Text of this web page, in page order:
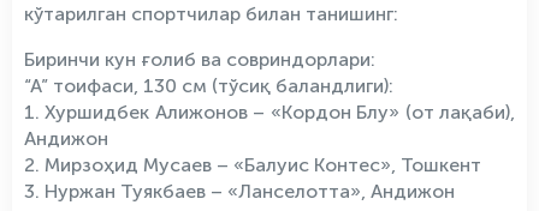
кўтарилган спортчилар билан танишинг:
Биринчи кун ғолиб ва совриндорлари:
“А” тоифаси, 130 см (тўсиқ баландлиги):
1. Хуршидбек Алижонов – «Кордон Блу» (от лақаби),
Андижон
2. Мирзоҳид Мусаев – «Балуис Контес», Тошкент
3. Нуржан Туякбаев – «Ланселотта», Андижон